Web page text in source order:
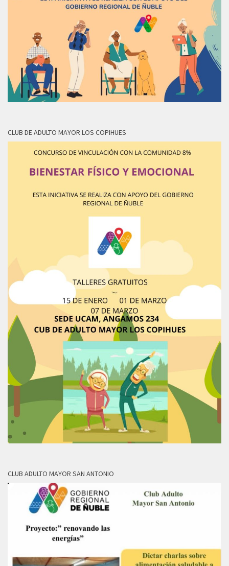
CLUB DE ADULTO MAYOR LOS COPIHUES
CLUB ADULTO MAYOR SAN ANTONIO